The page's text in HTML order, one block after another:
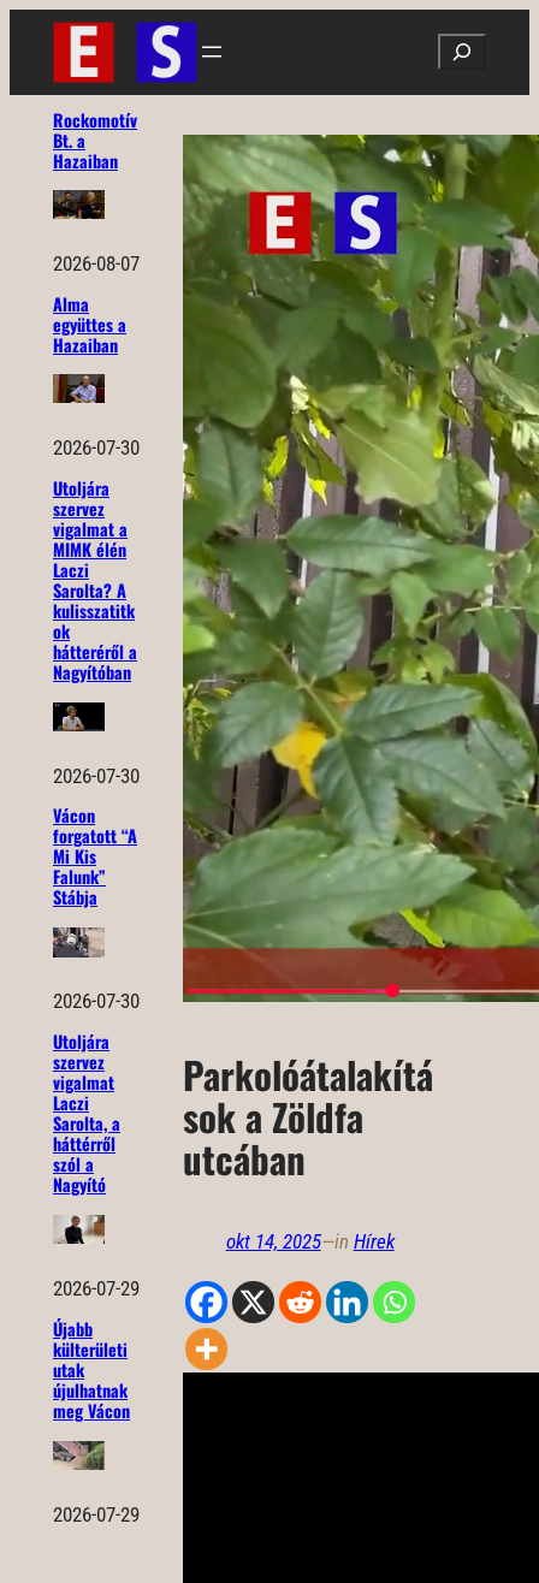
Ugrás
tartalomhoz
Search
Rockomotív
Bt. a
Hazaiban
2026-08-07
Alma
együttes a
Hazaiban
2026-07-30
Utoljára
szervez
vigalmat a
MIMK élén
Laczi
Sarolta? A
kulisszatitk
ok
hátteréről a
Nagyítóban
2026-07-30
Vácon
forgatott “A
Mi Kis
Falunk”
Stábja
2026-07-30
Utoljára
szervez
vigalmat
Laczi
Sarolta, a
háttérről
szól a
Nagyító
2026-07-29
Újabb
külterületi
utak
újulhatnak
meg Vácon
2026-07-29
Parkolóátalakítá
sok a Zöldfa
utcában
okt 14, 2025—in Hírek